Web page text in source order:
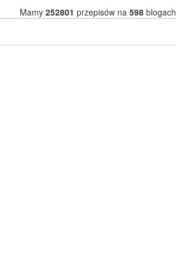
Mamy 252801 przepisów na 598